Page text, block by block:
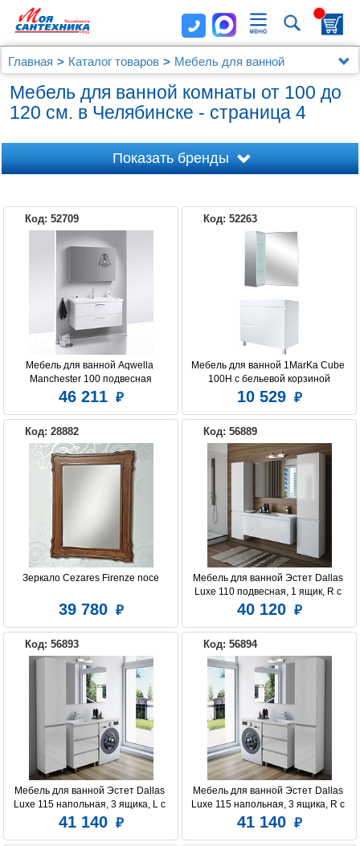
Главная Каталог товаров
Мебель для ванной
Мебель 100 - 120 см.
Мебель для ванной комнаты от 100 до
120 см. в Челябинске - страница 4
1MARKA
AQUATON AQWELLA 5 STARS
ASB-WOODLINE CEZARES
COMFORTY IDDIS JACOB DELAFON
SANVIT
VELVEX ЭСТЕТ
Показать бренды
Код: 52709
Мебель для ванной Aqwella
Manchester 100 подвесная
46 211
Код: 52263
Мебель для ванной 1MarKa Cube
100Н с бельевой корзиной
10 529
Код: 28882
Зеркало Cezares Firenze noce
39 780
Код: 56889
Мебель для ванной Эстет Dallas
Luxe 110 подвесная, 1 ящик, R с
раковиной
40 120
Код: 56893
Мебель для ванной Эстет Dallas
Luxe 115 напольная, 3 ящика, L с
раковиной
41 140
Код: 56894
Мебель для ванной Эстет Dallas
Luxe 115 напольная, 3 ящика, R с
раковиной
41 140